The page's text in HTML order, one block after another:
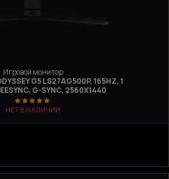
Игровой монитор
G5 LS27AG500P, 165HZ, 1
G-SYNC, 2560Х1440
НЕТ В НАЛИЧИИ